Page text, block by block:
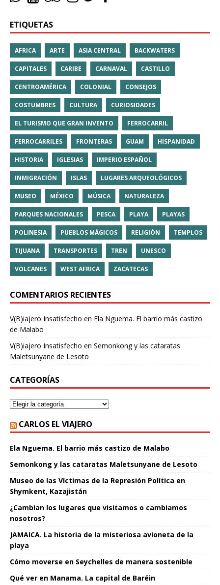
ETIQUETAS
AFRICA ARTE ASIA CENTRAL BACKWATERS
CAPITALES CARIBE CARNAVAL CASTILLO
CENTROAMÉRICA COLONIAL CONSEJOS
COSTUMBRES CULTURA CURIOSIDADES
EL TURISMO QUE GRAN INVENTO FERROCARRIL
FERROCARRILES FRONTERAS GUAM HISPANIDAD
HISTORIA IGLESIAS IMPERIO ESPAÑOL
INMIGRACIÓN ISLAS LUGARES ARQUEOLÓGICOS
MUSEO MÉXICO MÚSICA NATURALEZA
PARQUES NACIONALES PESCA PLAYA PLAYAS
POLINESIA PUEBLOS MÁGICOS RELIGIÓN TEMPLOS
TIJUANA TRANSPORTES TREN UNESCO
VOLCANES WEST AFRICA ZACATECAS
COMENTARIOS RECIENTES
V(B)iajero Insatisfecho en Ela Nguema. El barrio más castizo
de Malabo
V(B)iajero Insatisfecho en Semonkong y las cataratas
Maletsunyane de Lesoto
CATEGORÍAS
CARLOS EL VIAJERO
Ela Nguema. El barrio más castizo de Malabo
Semonkong y las cataratas Maletsunyane de Lesoto
Museo de las Víctimas de la Represión Política en
Shymkent, Kazajistán
¿Cambian los lugares que visitamos o cambiamos
nosotros?
JAMAICA. La historia de la misteriosa avioneta de la
playa
Cómo moverse en Seychelles de manera sostenible
Qué ver en Manama. La capital de Baréin